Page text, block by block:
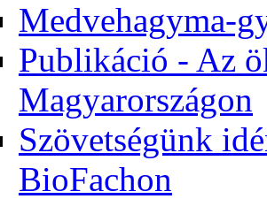
Medvehagyma-
Publikáció - Az
Magyarországon
Szövetségünk
BioFachon